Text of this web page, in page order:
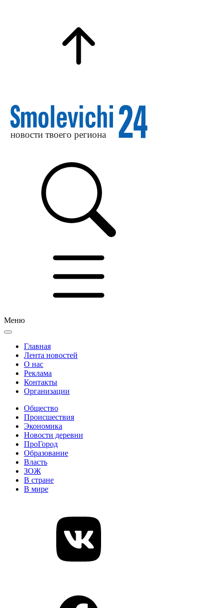
Меню
Главная
Лента новостей
О нас
Реклама
Контакты
Организации
Общество
Происшествия
Экономика
Новости деревни
ПроГород
Образование
Власть
ЗОЖ
В стране
В мире